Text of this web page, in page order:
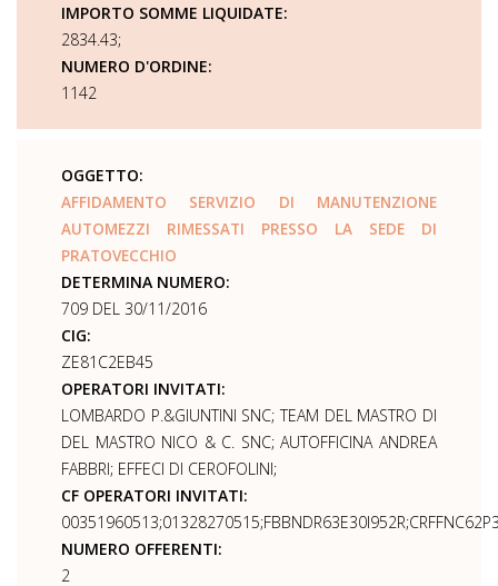
IMPORTO SOMME LIQUIDATE:
2834.43;
NUMERO D'ORDINE:
1142
OGGETTO:
AFFIDAMENTO SERVIZIO DI MANUTENZIONE
AUTOMEZZI RIMESSATI PRESSO LA SEDE DI
PRATOVECCHIO
DETERMINA NUMERO:
709 DEL 30/11/2016
CIG:
ZE81C2EB45
OPERATORI INVITATI:
LOMBARDO P.&GIUNTINI SNC; TEAM DEL MASTRO DI
DEL MASTRO NICO & C. SNC; AUTOFFICINA ANDREA
FABBRI; EFFECI DI CEROFOLINI;
CF OPERATORI INVITATI:
NUMERO OFFERENTI:
2